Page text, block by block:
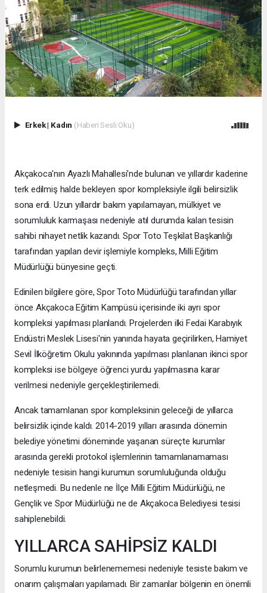
Erkek| Kadın (Haberi Sesli Oku)
Akçakoca'nın Ayazlı Mahallesi'nde bulunan ve yıllardır kaderine
terk edilmiş halde bekleyen spor kompleksiyle ilgili belirsizlik
sona erdi. Uzun yıllardır bakım yapılamayan, mülkiyet ve
sorumluluk karmaşası nedeniyle atıl durumda kalan tesisin
sahibi nihayet netlik kazandı. Spor Toto Teşkilat Başkanlığı
tarafından yapılan devir işlemiyle kompleks, Milli Eğitim
Müdürlüğü bünyesine geçti.
Edinilen bilgilere göre, Spor Toto Müdürlüğü tarafından yıllar
önce Akçakoca Eğitim Kampüsü içerisinde iki ayrı spor
kompleksi yapılması planlandı. Projelerden ilki Fedai Karabıyık
Endüstri Meslek Lisesi'nin yanında hayata geçirilirken, Hamiyet
Sevil İlköğretim Okulu yakınında yapılması planlanan ikinci spor
kompleksi ise bölgeye öğrenci yurdu yapılmasına karar
verilmesi nedeniyle gerçekleştirilemedi.
Ancak tamamlanan spor kompleksinin geleceği de yıllarca
belirsizlik içinde kaldı. 2014-2019 yılları arasında dönemin
belediye yönetimi döneminde yaşanan süreçte kurumlar
arasında gerekli protokol işlemlerinin tamamlanamaması
nedeniyle tesisin hangi kurumun sorumluluğunda olduğu
netleşmedi. Bu nedenle ne İlçe Milli Eğitim Müdürlüğü, ne
Gençlik ve Spor Müdürlüğü ne de Akçakoca Belediyesi tesisi
sahiplenebildi.
YILLARCA SAHİPSİZ KALDI
Sorumlu kurumun belirlenememesi nedeniyle tesiste bakım ve
onarım çalışmaları yapılamadı. Bir zamanlar bölgenin en önemli